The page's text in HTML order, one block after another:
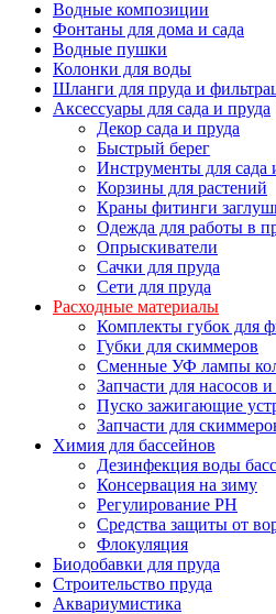
Водные композиции
Фонтаны для дома и сада
Водные пушки
Колонки для воды
Шланги для пруда и
Аксессуары для сада и пруда
Декор сада и пруда
Быстрый берег
Инструменты для сада
Корзины для растений
Краны фитинги
Одежда для работы в
Опрыскиватели
Сачки для пруда
Сети для пруда
Расходные материалы
Комплекты губок для
Губки для скиммеров
Сменные УФ лампы
Запчасти для насосов
Пуско зажигающие
Запчасти для
Химия для бассейнов
Дезинфекция воды
Консервация на зиму
Регулирование PH
Средства защиты от
Флокуляция
Биодобавки для пруда
Строительство пруда
Аквариумистика